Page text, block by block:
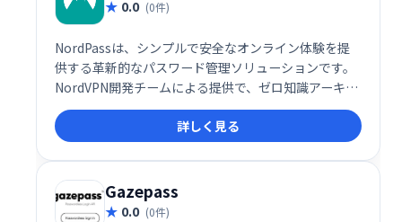
0.0 (0件)
NordPassは、シンプルで安全なオンライン体験を提
供する革新的なパスワード管理ソリューションです。
NordVPN開発チームによる提供で、ゼロ知識アーキテ
クチャ、サードパーティセキュリティ監査、2要素認
証など、堅牢なセキュリティ機能を備えています。あ
らゆるデバイスで安全にパスワードを管理し、複雑な
パスワードを簡単に生成・保存できます。より安心で
便利なデジタルライフを実現しましょう。
詳しく見る
Gazepass
0.0 (0件)